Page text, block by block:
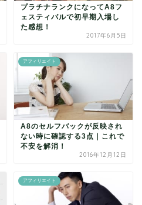
プラチナランクになってA8フ
ェスティバルで初早期入場し
た感想！
2017年6月5日
アフィリエイト
A8のセルフバックが反映され
ない時に確認する3点｜これで
不安を解消！
2016年12月12日
アフィリエイト